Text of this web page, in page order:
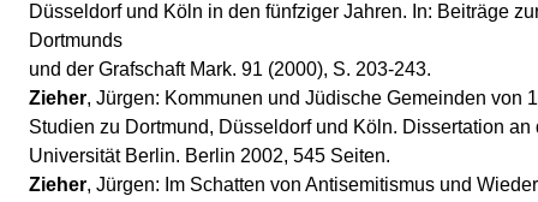
Düsseldorf und Köln in den fünfziger Jahren. In: Beiträge
Dortmunds
und der Grafschaft Mark. 91 (2000), S. 203-243.
Zieher, Jürgen: Kommunen und Jüdische Gemeinden von
Studien zu Dortmund, Düsseldorf und Köln. Dissertation an
Universität Berlin. Berlin 2002, 545 Seiten.
Zieher, Jürgen: Im Schatten von Antisemitismus und